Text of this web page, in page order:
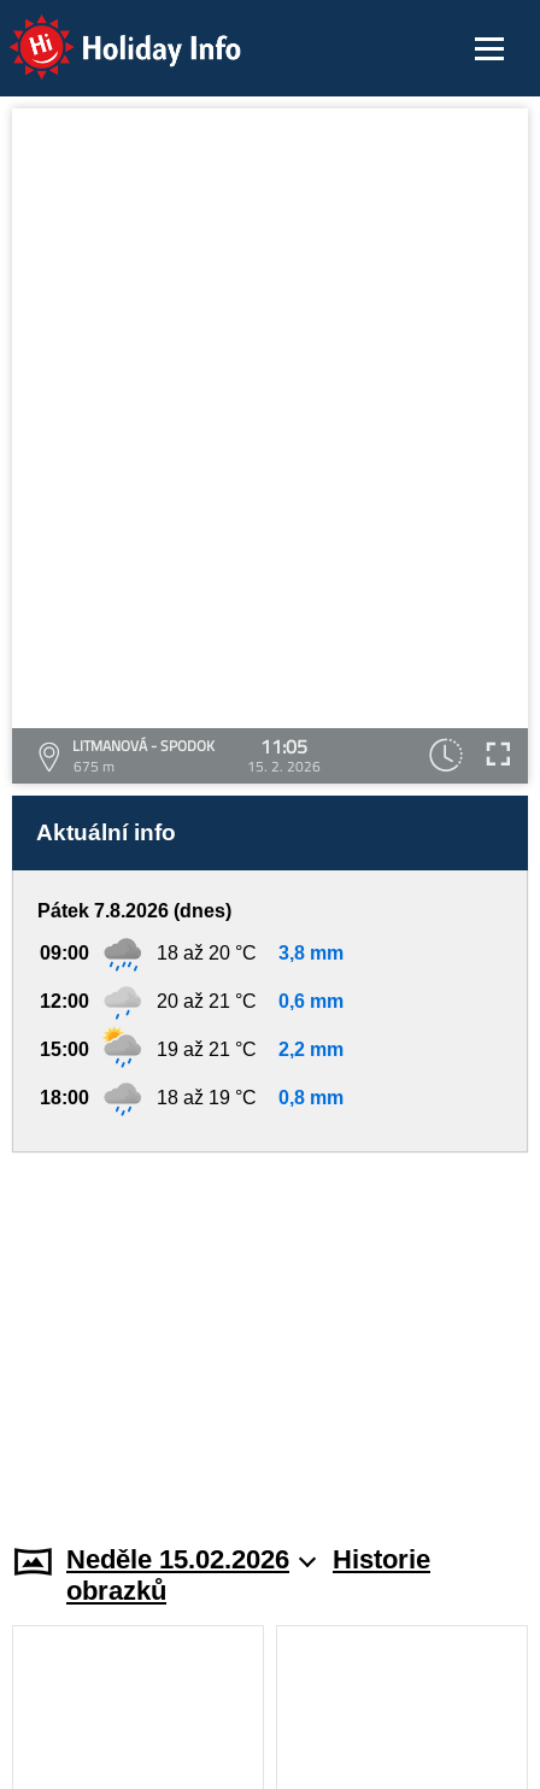
Holiday Info
LITMANOVÁ - SPODOK
675 m
11:05
15. 2. 2026
Aktuální info
Pátek 7.8.2026 (dnes)
09:00 18 až 20 °C 3,8 mm
12:00 20 až 21 °C 0,6 mm
15:00 19 až 21 °C 2,2 mm
18:00 18 až 19 °C 0,8 mm
Neděle 15.02.2026
Historie
obrazků